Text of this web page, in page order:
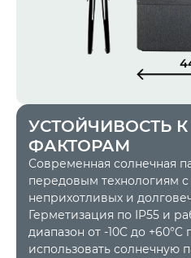
УСТОЙЧИВОСТЬ
ФАКТОРАМ
Современная солнечная
передовым технологиям
неприхотливых и
Герметизация по IP55 и
диапазон от -10C до
использовать солнечную